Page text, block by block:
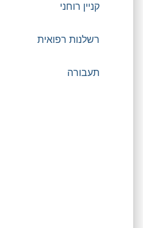
קניין רוחני
רשלנות רפואית
תעבורה